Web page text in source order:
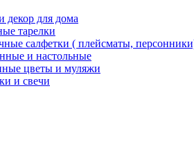
декор для дома
тарелки
салфетки ( плейсматы,
и настольные
цветы и муляжи
и свечи